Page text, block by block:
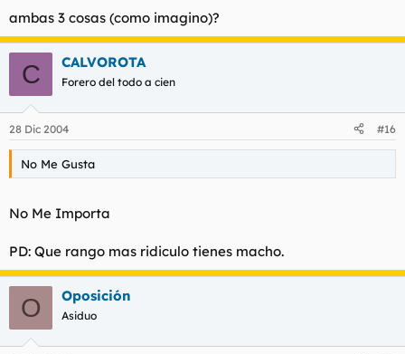
ambas 3 cosas (como imagino)?
C CALVOROTA
Forero del todo a cien
28 Dic 2004 #16
No Me Gusta
No Me Importa
PD: Que rango mas ridiculo tienes macho.
O Oposición
Asiduo